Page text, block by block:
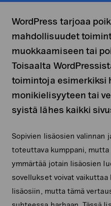
WordPress tarjoaa
mahdollisuudet
muokkaamiseen tai
Toisaalta
toimintoja esimerkiksi
monikielisyyteen tai
syistä lähes kaikki
Sopivien lisäosien valinnan
toteuttava kumppani, mutta
ymmärtää jotain lisäosien
sovellukset voivat
lisäosiin, mutta tämä